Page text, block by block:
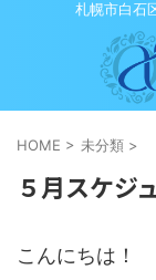
札幌市白石
HOME > 未分類 >
５月スケジ
こんにちは！